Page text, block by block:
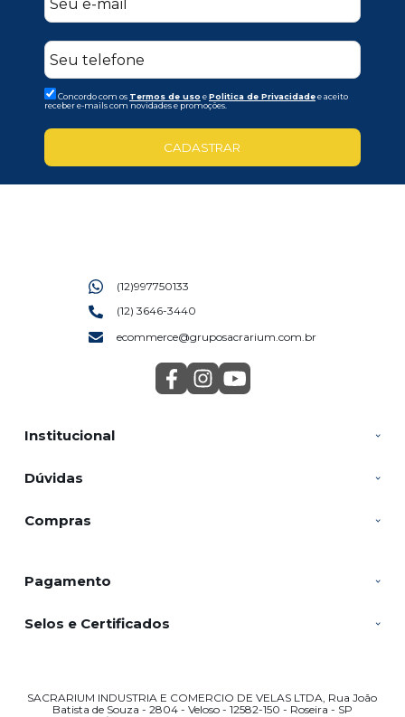
Concordo com os Termos de uso ePolitica de Privacidadee aceito
receber e-mails com novidades e promoções.
CADASTRAR
Institucional
Dúvidas
Compras
(12)997750133
(12) 3646-3440
ecommerce@gruposacrarium.com.br
Pagamento
Selos e Certificados
SACRARIUM INDUSTRIA E COMERCIO DE VELAS LTDA, Rua João
Batista de Souza - 2804 - Veloso - 12582-150 - Roseira - SP